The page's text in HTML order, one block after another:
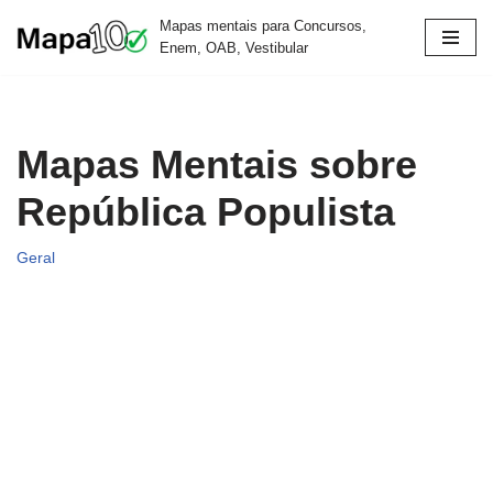
Mapas mentais para Concursos,
Enem, OAB, Vestibular
Mapas Mentais sobre
República Populista
Geral